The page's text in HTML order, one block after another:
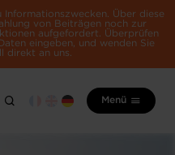
Informationszwecken. Über diese
von Beiträgen noch zur
aufgefordert. Überprüfen
eingeben, und wenden Sie
direkt an uns.
Menü